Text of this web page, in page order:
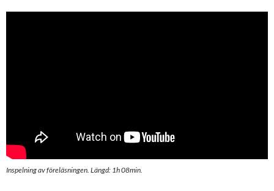
Inspelning av föreläsningen. Längd: 1h 08min.